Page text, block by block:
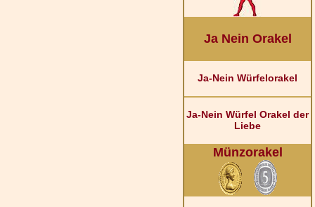
Ja Nein Orakel
Ja-Nein Würfelorakel
Ja-Nein Würfel Orakel der
Liebe
Münzorakel